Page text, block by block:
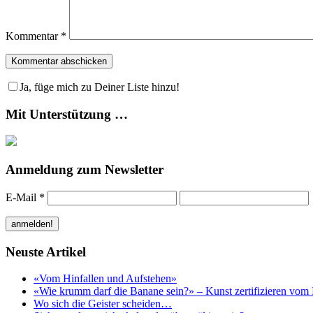
Kommentar *
Ja, füge mich zu Deiner Liste hinzu!
Mit Unterstützung …
Anmeldung zum Newsletter
E-Mail *
Neuste Artikel
«Vom Hinfallen und Aufstehen»
«Wie krumm darf die Banane sein?» – Kunst zertifizieren vom
Wo sich die Geister scheiden…